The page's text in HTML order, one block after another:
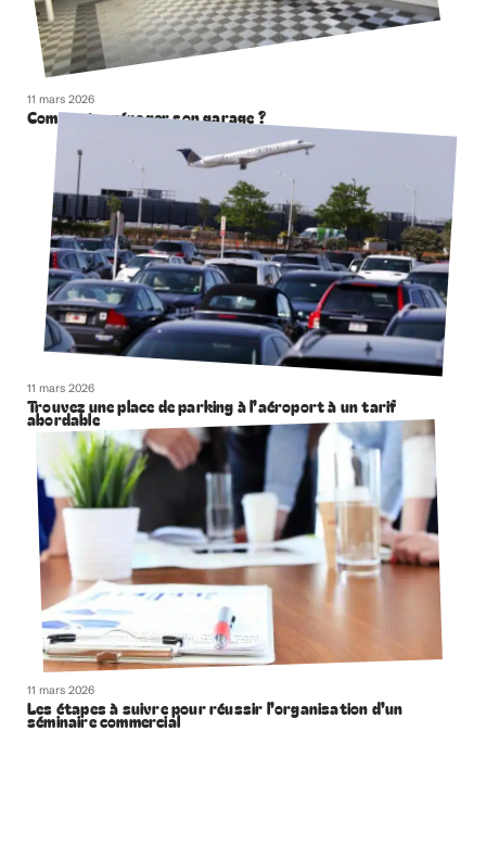
11 mars 2026
Comment aménager son garage ?
11 mars 2026
Trouvez une place de parking à l’aéroport à un tarif
abordable
11 mars 2026
Les étapes à suivre pour réussir l’organisation d’un
séminaire commercial